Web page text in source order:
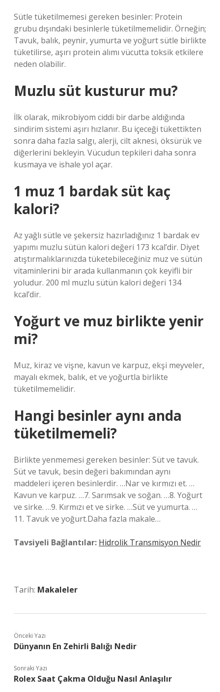
Sütle tüketilmemesi gereken besinler: Protein
grubu dışındaki besinlerle tüketilmemelidir. Örneğin;
Tavuk, balık, peynir, yumurta ve yoğurt sütle birlikte
tüketilirse, aşırı protein alımı vücutta toksik etkilere
neden olabilir.
Muzlu süt kusturur mu?
İlk olarak, mikrobiyom ciddi bir darbe aldığında
sindirim sistemi aşırı hızlanır. Bu içeceği tükettikten
sonra daha fazla salgı, alerji, cilt aknesi, öksürük ve
diğerlerini bekleyin. Vücudun tepkileri daha sonra
kusmaya ve ishale yol açar.
1 muz 1 bardak süt kaç
kalori?
Az yağlı sütle ve şekersiz hazırladığınız 1 bardak ev
yapımı muzlu sütün kalori değeri 173 kcal’dir. Diyet
atıştırmalıklarınızda tüketebileceğiniz muz ve sütün
vitaminlerini bir arada kullanmanın çok keyifli bir
yoludur. 200 ml muzlu sütün kalori değeri 134
kcal’dir.
Yoğurt ve muz birlikte yenir
mi?
Muz, kiraz ve vişne, kavun ve karpuz, ekşi meyveler,
mayalı ekmek, balık, et ve yoğurtla birlikte
tüketilmemelidir.
Hangi besinler aynı anda
tüketilmemeli?
Birlikte yenmemesi gereken besinler: Süt ve tavuk.
Süt ve tavuk, besin değeri bakımından aynı
maddeleri içeren besinlerdir. …Nar ve kırmızı et. …
Kavun ve karpuz. …7. Sarımsak ve soğan. …8. Yoğurt
ve sirke. …9. Kırmızı et ve sirke. …Süt ve yumurta. …
11. Tavuk ve yoğurt.Daha fazla makale…
Tavsiyeli Bağlantılar: Hidrolik Transmisyon Nedir
Tarih: Makaleler
Önceki Yazı
Dünyanın En Zehirli Balığı Nedir
Sonraki Yazı
Rolex Saat Çakma Olduğu Nasıl Anlaşılır